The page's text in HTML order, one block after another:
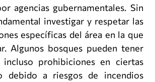
agencias gubernamentales. Sin
investigar y respetar las
específicas del área en la que
Algunos bosques pueden tener
prohibiciones en ciertas
debido a riesgos de incendios